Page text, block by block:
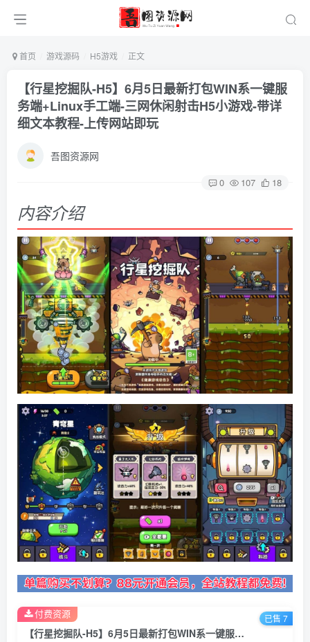
首页 游戏源码 H5游戏 正文
【行星挖掘队-H5】6月5日最新打包WIN系一键服
务端+Linux手工端-三网休闲射击H5小游戏-带详
细文本教程-上传网站即玩
吾图资源网
0 107 18
内容介绍
【行星挖掘队-H5】6月5日最新打包WIN系一键服务端+Linux手工端-三网休闲射击H5小游戏-带详细文本教程-上传网站即玩
付费资源 已售 7